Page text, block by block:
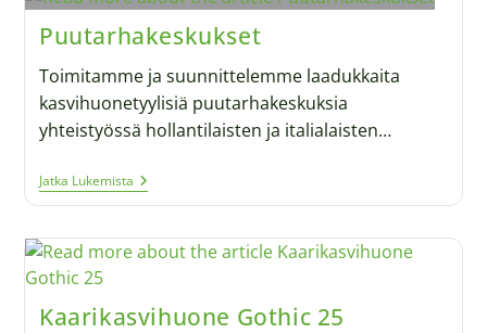
Puutarhakeskukset
Toimitamme ja suunnittelemme laadukkaita
kasvihuonetyylisiä puutarhakeskuksia
yhteistyössä hollantilaisten ja italialaisten…
Jatka Lukemista
Kaarikasvihuone Gothic 25